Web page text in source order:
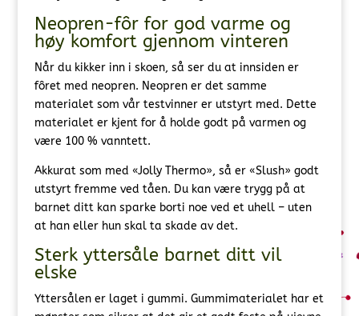
Neopren-fôr for god varme og
høy komfort gjennom vinteren
Når du kikker inn i skoen, så ser du at innsiden er
fôret med neopren. Neopren er det samme
materialet som vår testvinner er utstyrt med. Dette
materialet er kjent for å holde godt på varmen og
være 100 % vanntett.
Akkurat som med «Jolly Thermo», så er «Slush» godt
utstyrt fremme ved tåen. Du kan være trygg på at
barnet ditt kan sparke borti noe ved et uhell – uten
at han eller hun skal ta skade av det.
Sterk yttersåle barnet ditt vil
elske
Yttersålen er laget i gummi. Gummimaterialet har et